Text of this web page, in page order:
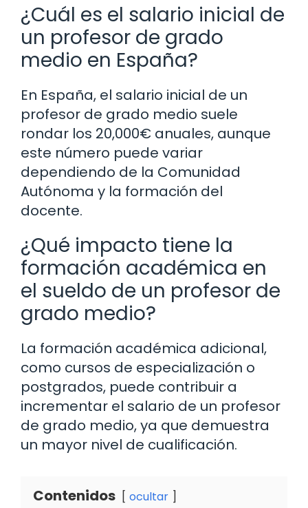
¿Cuál es el salario inicial de
un profesor de grado
medio en España?
En España, el salario inicial de un
profesor de grado medio suele
rondar los 20,000€ anuales, aunque
este número puede variar
dependiendo de la Comunidad
Autónoma y la formación del
docente.
¿Qué impacto tiene la
formación académica en
el sueldo de un profesor de
grado medio?
La formación académica adicional,
como cursos de especialización o
postgrados, puede contribuir a
incrementar el salario de un profesor
de grado medio, ya que demuestra
un mayor nivel de cualificación.
Contenidos ocultar